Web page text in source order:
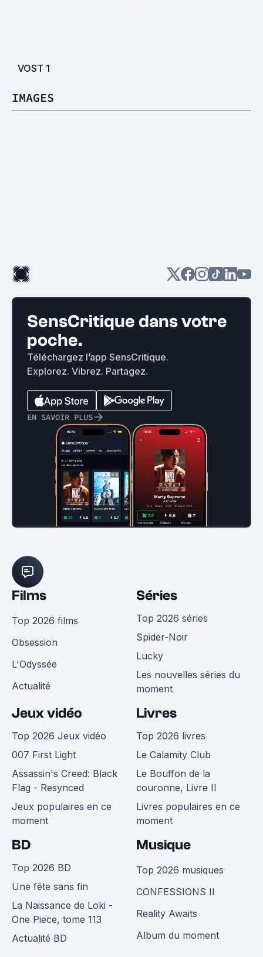
VOST 1
IMAGES
SensCritique dans votre
poche.
Téléchargez l’app SensCritique.
Explorez. Vibrez. Partagez.
EN SAVOIR PLUS
Films
Top 2026 films
Obsession
L'Odyssée
Actualité
Séries
Top 2026 séries
Spider-Noir
Lucky
Les nouvelles séries du
moment
Jeux vidéo
Top 2026 Jeux vidéo
007 First Light
Assassin's Creed: Black
Flag - Resynced
Jeux populaires en ce
moment
Livres
Top 2026 livres
Le Calamity Club
Le Bouffon de la
couronne, Livre II
Livres populaires en ce
moment
BD
Top 2026 BD
Une fête sans fin
La Naissance de Loki -
One Piece, tome 113
Actualité BD
Musique
Top 2026 musiques
CONFESSIONS II
Reality Awaits
Album du moment